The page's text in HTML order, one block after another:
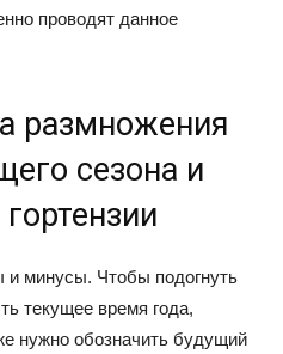
проводят данное
размножения
сезона и
минусы. Чтобы подогнуть
текущее время года,
нужно обозначить будущий